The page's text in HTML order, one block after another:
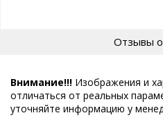
Отзывы
Внимание!!! Изображения и
отличаться от реальных
уточняйте информацию у